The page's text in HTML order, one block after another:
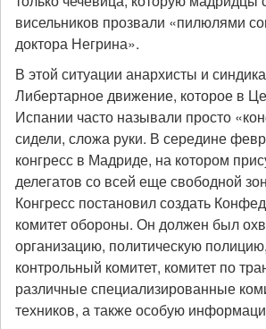
висельников прозвали «пилюлями
доктора Негрина».
В этой ситуации анархисты и
Либертарное движение, которое в
Испании часто называли просто
сидели, сложа руки. В середине
конгресс в Мадриде, на котором
делегатов со всей еще свободной
Конгресс постановил создать
комитет обороны. Он должен был
организацию, политическую
контрольный комитет, комитет по
различные специализированные
техников, а также особую